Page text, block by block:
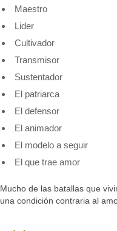
Maestro
Lider
Cultivador
Transmisor
Sustentador
El patriarca
El defensor
El animador
El modelo a seguir
El que trae amor
Mucho de las batallas que
una condición contraria al